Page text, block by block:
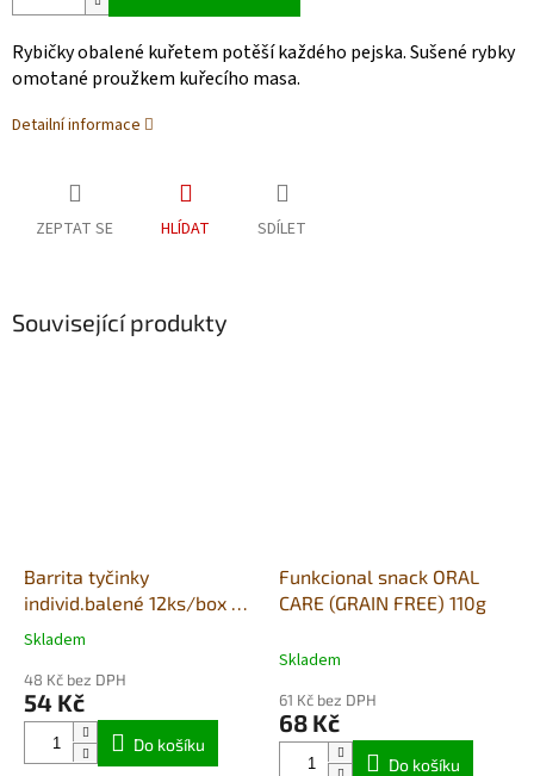
Rybičky obalené kuřetem potěší každého pejska. Sušené rybky
omotané proužkem kuřecího masa.
Detailní informace
ZEPTAT SE HLÍDAT SDÍLET
Související produkty
Barrita tyčinky
individ.balené 12ks/box -
šunka & kuře
Průměrné
produktu
je
Skladem
48 Kč bez DPH
54 Kč
Do košíku
Funkcional snack ORAL
CARE (GRAIN FREE) 110g
Skladem
61 Kč bez DPH
68 Kč
Do košíku